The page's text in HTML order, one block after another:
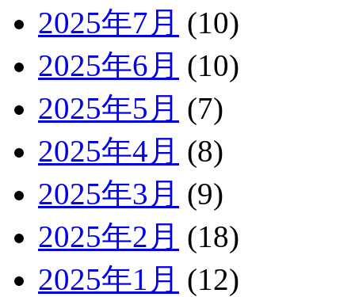
2025年7月 (10)
2025年6月 (10)
2025年5月 (7)
2025年4月 (8)
2025年3月 (9)
2025年2月 (18)
2025年1月 (12)